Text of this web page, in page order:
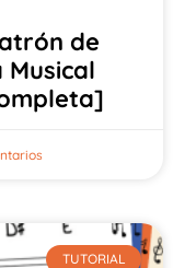
de
Musical
TUTORIAL